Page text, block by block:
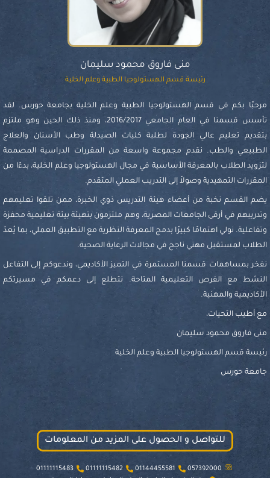
منى فاروق محمود سليمان
رئيسة قسم الهستولوجيا الطبية وعلم الخلية
مرحبًا بكم في قسم الهستولوجيا الطبية وعلم الخلية بجامعة حورس. لقد
تأسس قسمنا في العام الجامعي 2016/2017، ومنذ ذلك الحين وهو ملتزم
بتقديم تعليم عالي الجودة لطلبة كليات الصيدلة وطب الأسنان والعلاج
الطبيعي والطب. نقدم مجموعة واسعة من المقررات الدراسية المصممة
لتزويد الطلاب بالمعرفة الأساسية في مجال الهستولوجيا وعلم الخلية، بدءًا من
المقررات التمهيدية وصولاً إلى التدريب العملي المتقدم.
يضم القسم نخبة من أعضاء هيئة التدريس ذوي الخبرة، ممن تلقوا تعليمهم
وتدريبهم في أرقى الجامعات المصرية، وهم ملتزمون بتهيئة بيئة تعليمية محفزة
وتفاعلية. نولي اهتمامًا كبيرًا بدمج المعرفة النظرية مع التطبيق العملي، بما يُعدّ
الطلاب لمستقبل مهني ناجح في مجالات الرعاية الصحية.
نفخر بمساهمات قسمنا المستمرة في التميز الأكاديمي، وندعوكم إلى التفاعل
النشط مع الفرص التعليمية المتاحة. نتطلع إلى دعمكم في مسيرتكم
الأكاديمية والمهنية.
مع أطيب التحيات،
منى فاروق محمود سليمان
رئيسة قسم الهستولوجيا الطبية وعلم الخلية
جامعة حورس
للتواصل و الحصول على المزيد من المعلومات
057392000
01144455581
01111115482
01111115483